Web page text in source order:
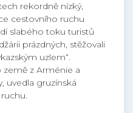
rekordně nízký,
cestovního ruchu
slabého toku turistů
prázdných, stěžovali
uzlem“.
z Arménie a
uvedla gruzínská